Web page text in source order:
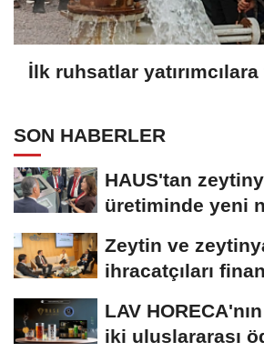
İlk ruhsatlar
SON HABERLER
HAUS'tan
üretiminde yeni
Zeytin ve
ihracatçıları
LAV
iki uluslararası